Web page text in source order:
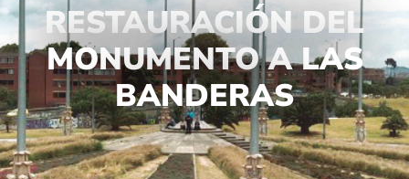
RESTAURACIÓN DEL
MONUMENTO A LAS
BANDERAS